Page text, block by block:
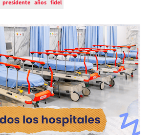
presidente años fidel